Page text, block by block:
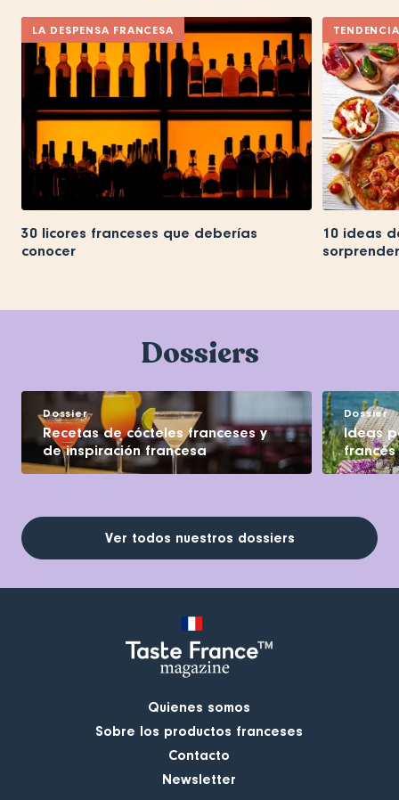
LA DESPENSA FRANCESA
30 licores franceses que deberías
conocer
10 ideas
Dossiers
Dossier
Recetas de cócteles franceses y
de inspiración francesa
Dossier
Ideas
francés
Ver todos nuestros dossiers
Quienes somos
Sobre los productos franceses
Contacto
Newsletter